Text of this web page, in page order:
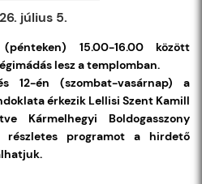
július 5.
15.00-16.00 között
lesz a templomban.
12-én (szombat-vasárnap) a
érkezik Lellisi Szent Kamill
Kármelhegyi Boldogasszony
részletes programot a hirdető